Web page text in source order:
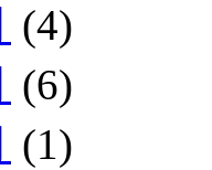
(4)
(6)
(1)